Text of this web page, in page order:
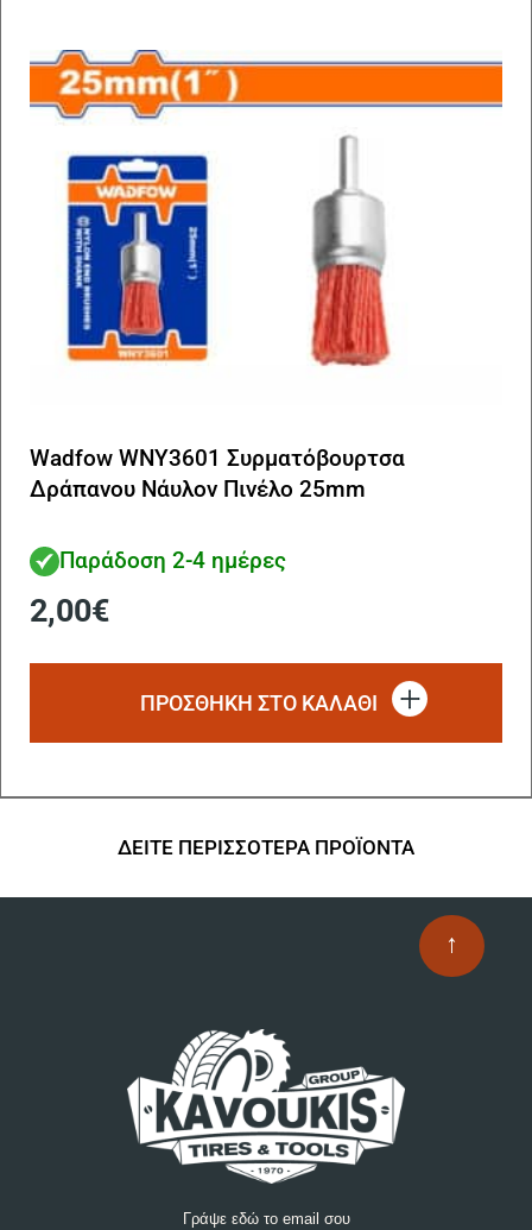
Wadfow WNY3601 Συρματόβουρτσα
Δράπανου Νάυλον Πινέλο 25mm
Παράδοση 2-4 ημέρες
2,00€
ΠΡΟΣΘΗΚΗ ΣΤΟ ΚΑΛΑΘΙ
ΔΕΙΤΕ ΠΕΡΙΣΣΟΤΕΡΑ ΠΡΟΪΟΝΤΑ
↑